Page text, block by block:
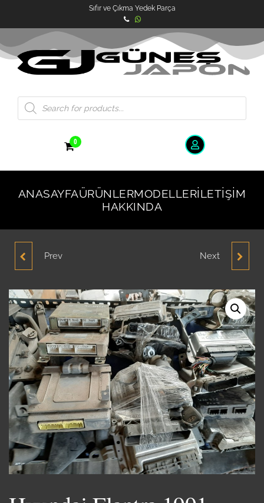
Sıfır ve Çıkma Yedek Parça
0
ANASAYFAÜRÜNLERMODELLERİLETIŞIM
HAKKINDA
HYUNDAI ELANTRA
BAGAJ DÖŞEMESI
Prev HYUNDAI ELANTRA
Next